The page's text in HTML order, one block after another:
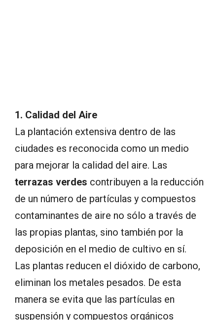
1. Calidad del Aire
La plantación extensiva dentro de las
ciudades es reconocida como un medio
para mejorar la calidad del aire. Las
terrazas verdes contribuyen a la reducción
de un número de partículas y compuestos
contaminantes de aire no sólo a través de
las propias plantas, sino también por la
deposición en el medio de cultivo en sí.
Las plantas reducen el dióxido de carbono,
eliminan los metales pesados. De esta
manera se evita que las partículas en
suspensión y compuestos orgánicos